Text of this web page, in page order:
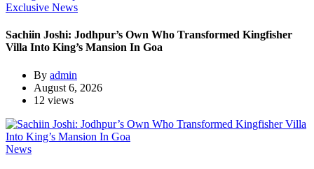
Exclusive News
Sachiin Joshi: Jodhpur’s Own Who Transformed Kingfisher
Villa Into King’s Mansion In Goa
By admin
August 6, 2026
12 views
News